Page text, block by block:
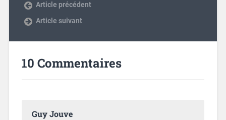
Article précédent
Article suivant
10 Commentaires
Guy Jouve